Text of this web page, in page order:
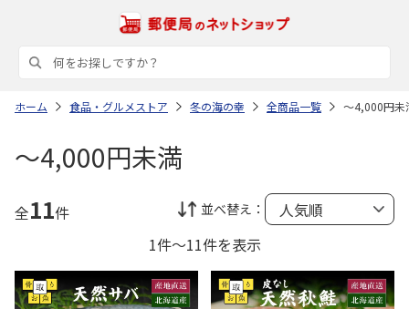
ホーム 食品・グルメストア 冬の海の幸 全商品一覧 ～4,000円未
～4,000円未満
全11件 並べ替え：
1件～11件を表示